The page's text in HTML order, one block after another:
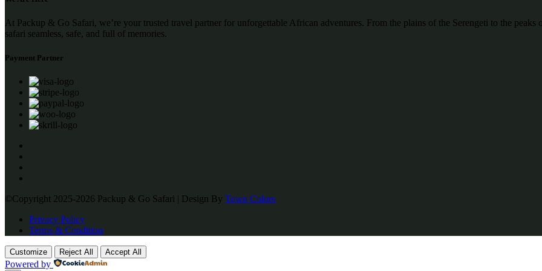
At Packup & Go Safari, we’re your trusted travel partner for unforgettable African adventures. From the plains of the Serengeti to the
safari seamless, safe, and full of memories.
Payment Partner
©Copyright 2025-2026 Packup & Go Safari | Design By Town Colors
Privacy Policy
Terms & Condition
Customize Reject All Accept All
Powered by